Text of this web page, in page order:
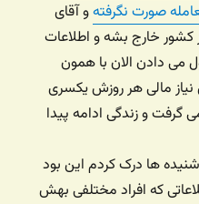
صورت نگرفتهو آقای
کشور خارج بشه و اطلاعات
می دادن الان با همون
مالی هر روزش یکسری
گرفت و زندگی ادامه پیدا
ها درک کردم این بود
که افراد مختلفی بهش